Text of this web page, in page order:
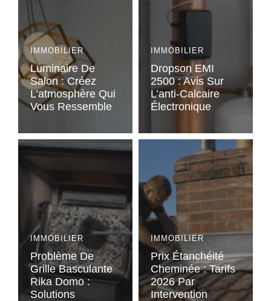
IMMOBILIER
Luminaire De
Salon : Créez
L’atmosphère Qui
Vous Ressemble
IMMOBILIER
Dropson EMI
2500 : Avis Sur
L’anti-Calcaire
Électronique
IMMOBILIER
Problème De
Grille Basculante
Rika Domo :
Solutions
IMMOBILIER
Prix Étanchéité
Cheminée : Tarifs
2026 Par
Intervention